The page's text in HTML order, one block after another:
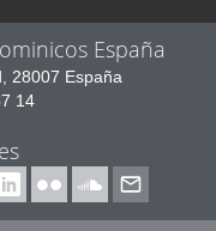
España
28007 España
14